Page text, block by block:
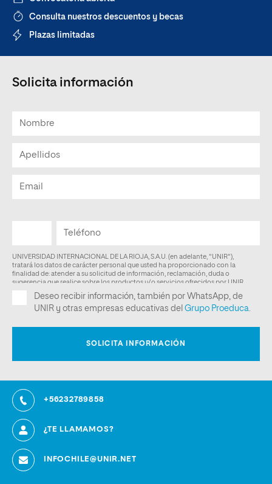
Consulta nuestros descuentos y becas
Plazas limitadas
Solicita información
+56232789858
¿TE LLAMAMOS?
INFOCHILE@UNIR.NET